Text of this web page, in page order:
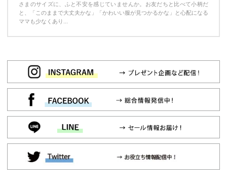
さまのサイズに、ふと不安を感じていませんか。お友だちと比べて小柄だ
と、「このままで大丈夫かな」「かわいい服が見つかるかな」と心配になる
ママも少なくあり...